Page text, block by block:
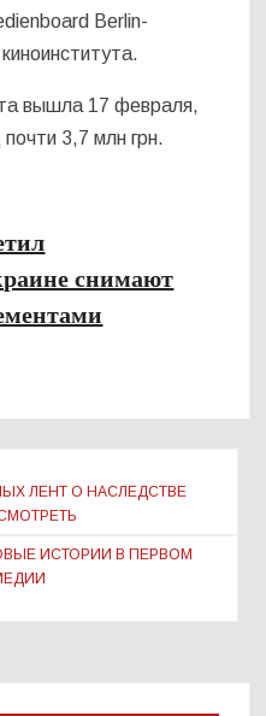
Berlin-
вышла 17 февраля,
3,7 млн грн.
снимают
ЛЕНТ О НАСЛЕДСТВЕ
ИСТОРИИ В ПЕРВОМ